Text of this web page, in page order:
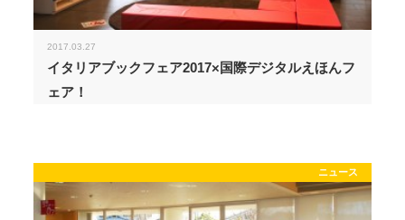
2017.03.27
イタリアブックフェア2017×国際デジタルえほんフ
ェア！
ニュース